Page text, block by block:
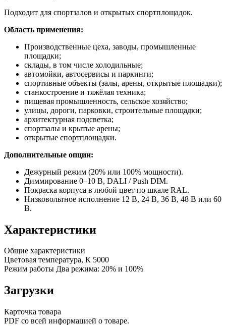
Подходит для спортзалов и открытых спортплощадок.
Область применения:
Производственные цеха, заводы, промышленные
площадки;
склады, в том числе холодильные;
автомойки, автосервисы и паркинги;
спортивные объекты (залы, арены, открытые площадки);
станкостроение и тяжёлая техника;
пищевая промышленность, сельское хозяйство;
улицы, дороги, парковки, строительные площадки;
архитектурная подсветка;
спортзалы и крытые арены;
открытые спортплощадки.
Дополнительные опции:
Дежурный режим (20% или 100% мощности).
Диммирование 0–10 В, DALI / Push DIM.
Покраска корпуса в любой цвет по шкале RAL.
Низковольтное исполнение 12 В, 24 В, 36 В, 48 В или 60
В.
Характеристики
Общие характеристики
Цветовая температура, К 5000
Режим работы Два режима: 20% и 100%
Загрузки
Карточка товара
PDF со всей информацией о товаре.